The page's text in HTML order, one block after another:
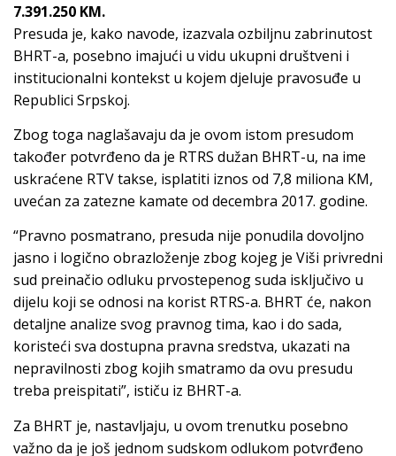
7.391.250 KM.
Presuda je, kako navode, izazvala ozbiljnu zabrinutost
BHRT-a, posebno imajući u vidu ukupni društveni i
institucionalni kontekst u kojem djeluje pravosuđe u
Republici Srpskoj.
Zbog toga naglašavaju da je ovom istom presudom
također potvrđeno da je RTRS dužan BHRT-u, na ime
uskraćene RTV takse, isplatiti iznos od 7,8 miliona KM,
uvećan za zatezne kamate od decembra 2017. godine.
“Pravno posmatrano, presuda nije ponudila dovoljno
jasno i logično obrazloženje zbog kojeg je Viši privredni
sud preinačio odluku prvostepenog suda isključivo u
dijelu koji se odnosi na korist RTRS-a. BHRT će, nakon
detaljne analize svog pravnog tima, kao i do sada,
koristeći sva dostupna pravna sredstva, ukazati na
nepravilnosti zbog kojih smatramo da ovu presudu
treba preispitati”, ističu iz BHRT-a.
Za BHRT je, nastavljaju, u ovom trenutku posebno
važno da je još jednom sudskom odlukom potvrđeno